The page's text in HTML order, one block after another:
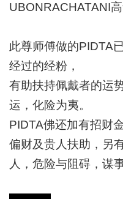
UBONRACHATANI
此尊师傅做的PIDTA
经过的经粉，
有助扶持佩戴者的运
运，化险为夷。
PIDTA佛还加有招财
偏财及贵人扶助，另
人，危险与阻碍，谋